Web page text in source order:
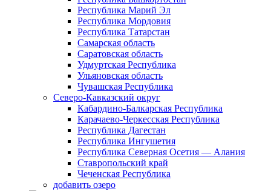
Республика Марий Эл
Республика Мордовия
Республика Татарстан
Самарская область
Саратовская область
Удмуртская Республика
Ульяновская область
Чувашская Республика
Северо-Кавказский округ
Кабардино-Балкарская Республика
Карачаево-Черкесская Республика
Республика Дагестан
Республика Ингушетия
Республика Северная Осетия — Алания
Ставропольский край
Чеченская Республика
добавить озеро